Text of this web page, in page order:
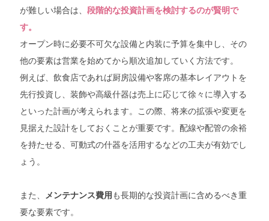
が難しい場合は、段階的な投資計画を検討するのが賢明で
す。
オープン時に必要不可欠な設備と内装に予算を集中し、その
他の要素は営業を始めてから順次追加していく方法です。
例えば、飲食店であれば厨房設備や客席の基本レイアウトを
先行投資し、装飾や高級什器は売上に応じて徐々に導入する
といった計画が考えられます。この際、将来の拡張や変更を
見据えた設計をしておくことが重要です。配線や配管の余裕
を持たせる、可動式の什器を活用するなどの工夫が有効でし
ょう。
また、 メンテナンス費用も長期的な投資計画に含めるべき重
要な要素です。